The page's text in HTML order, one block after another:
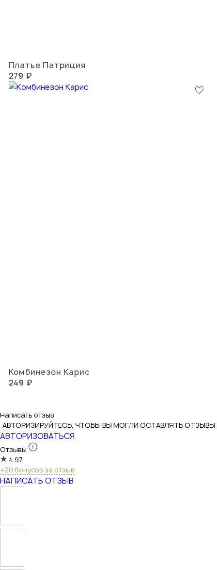
Платье Патриция
279 ₽
Комбинезон Карис
249 ₽
Написать отзыв
АВТОРИЗИРУЙТЕСЬ, ЧТОБЫ ВЫ МОГЛИ ОСТАВЛЯТЬ ОТЗЫВЫ
АВТОРИЗОВАТЬСЯ
Отзывы
4.97
+20 бонусов за отзыв
НАПИСАТЬ ОТЗЫВ